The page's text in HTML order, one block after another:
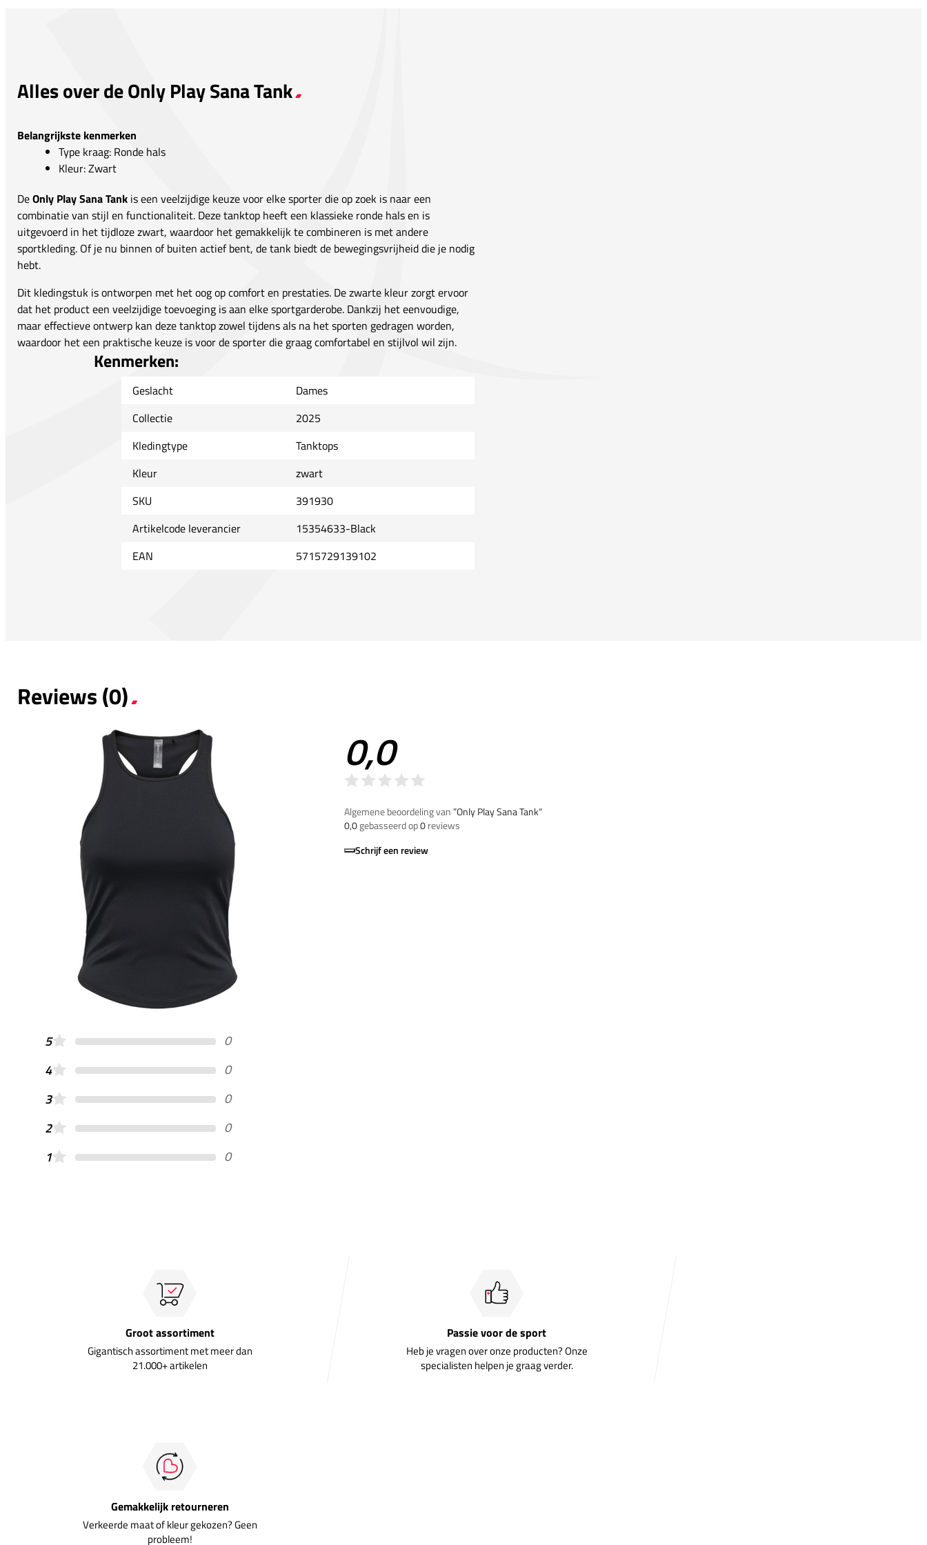
Alles over de Only Play Sana Tank
Belangrijkste kenmerken
Type kraag: Ronde hals
Kleur: Zwart
DeOnly Play Sana Tank is een veelzijdige keuze voor elke sporter die op zoek is naar een
combinatie van stijl en functionaliteit. Deze tanktop heeft een klassieke ronde hals en is
uitgevoerd in het tijdloze zwart, waardoor het gemakkelijk te combineren is met andere
sportkleding. Of je nu binnen of buiten actief bent, de tank biedt de bewegingsvrijheid die je nodig
hebt.
Dit kledingstuk is ontworpen met het oog op comfort en prestaties. De zwarte kleur zorgt ervoor
dat het product een veelzijdige toevoeging is aan elke sportgarderobe. Dankzij het eenvoudige,
maar effectieve ontwerp kan deze tanktop zowel tijdens als na het sporten gedragen worden,
waardoor het een praktische keuze is voor de sporter die graag comfortabel en stijlvol wil zijn.
Kenmerken:
Geslacht
Dames
Collectie
2025
Kledingtype
Tanktops
Kleur
zwart
SKU
391930
Artikelcode leverancier
15354633-Black
EAN
5715729139102
Reviews (0)
0,0
Algemene beoordeling van”Only Play Sana Tank“
0,0gebasseerd op0reviews
Schrijf een review
5
0
4
0
3
0
2
0
1
0
Groot assortiment
Gigantisch assortiment met meer dan
21.000+ artikelen
Passie voor de sport
Heb je vragen over onze producten? Onze
specialisten helpen je graag verder.
Gemakkelijk retourneren
Verkeerde maat of kleur gekozen? Geen
probleem!